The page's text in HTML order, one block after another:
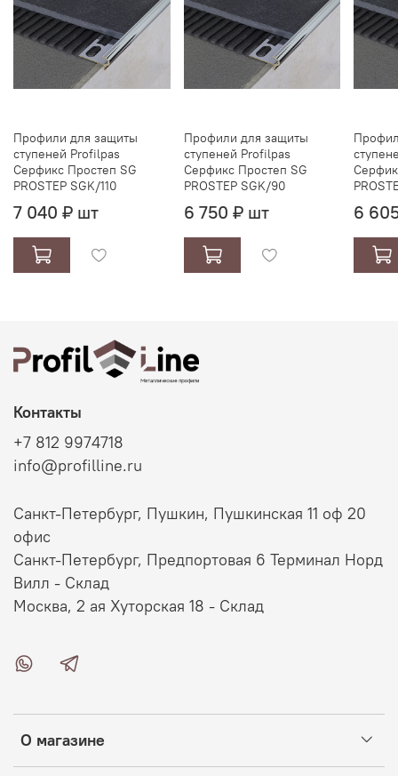
Профили для защиты
ступеней Profilpas
Серфикс Простеп SG
PROSTEP SGK/110
7 040 ₽ шт
Профили для защиты
ступеней Profilpas
Серфикс Простеп SG
PROSTEP SGK/90
6 750 ₽ шт 6
О магазине
Контакты
+7 812 9974718
info@profilline.ru
Санкт-Петербург, Пушкин, Пушкинская 11 оф 20
офис
Санкт-Петербург, Предпортовая 6 Терминал Норд
Вилл - Склад
Москва, 2 ая Хуторская 18 - Склад